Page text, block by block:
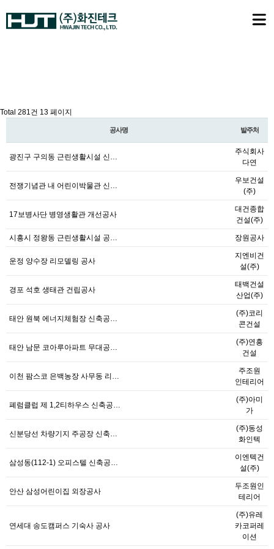
Total 281건 13 페이지
공사명 발주처
광진구 구의동 근린생활시설 신…
주식회사
다연
전쟁기념관 내 어린이박물관 신…
우보건설
(주)
17보병사단 병영생활관 개선공사
대건종합
건설(주)
시흥시 정왕동 근린생활시설 공… 장원공사
운정 양수장 리모델링 공사
지엔비건
설(주)
경포 석호 생태관 건립공사
태백건설
산업(주)
태안 원북 에너지체험장 신축공…
(주)코리
콘건설
태안 남문 코아루아파트 무대공…
(주)연흥
건설
이천 팜스코 은백농장 사무동 리…
주조원
인테리어
폐럼클럽 제 1,2티하우스 신축공…
(주)아미
가
신분당선 차량기지 주공장 신축…
(주)동성
화인텍
삼성동(112-1) 오피스텔 신축공…
이엔텍건
설(주)
안산 삼성어린이집 외장공사
두조원인
테리어
연세대 송도캠퍼스 기숙사 공사
(주)유레
카코퍼레
이션